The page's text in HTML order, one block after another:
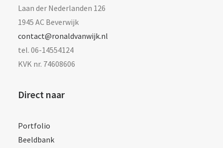
Laan der Nederlanden 126
1945 AC Beverwijk
contact@ronaldvanwijk.nl
tel. 06-14554124
KVK nr. 74608606
Direct naar
Portfolio
Beeldbank